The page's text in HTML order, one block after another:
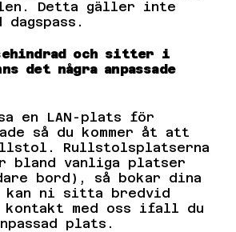
Detta gäller inte
dagspass.
och sitter i
det några anpassade
en LAN-plats för
så du kommer åt att
Rullstolsplatserna
bland vanliga platser
bord), så bokar dina
kan ni sitta bredvid
kontakt med oss ifall du
plats.